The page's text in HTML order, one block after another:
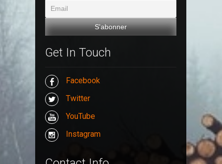
Get In Touch
Facebook
Twitter
YouTube
Instagram